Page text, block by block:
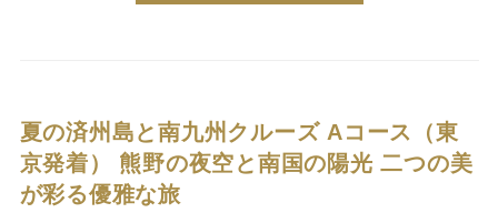
夏の済州島と南九州クルーズ Aコース（東
京発着） 熊野の夜空と南国の陽光 二つの美
が彩る優雅な旅